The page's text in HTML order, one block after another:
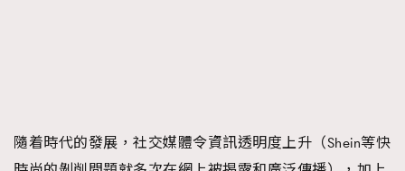
隨着時代的發展，社交媒體令資訊透明度上升（Shein等快